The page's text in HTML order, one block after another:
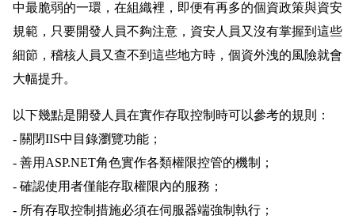
中最脆弱的一環，在組織裡，即便有再多的個資政策與資安
規範，只要開發人員不夠注意，資安人員又沒有掌握到這些
細節，稽核人員又查不到這些地方時，個資外洩的風險就會
大幅提升。
以下幾點是開發人員在實作存取控制時可以參考的規則：
- 關閉IIS中目錄瀏覽功能；
- 善用ASP.NET角色實作各類權限控管的機制；
- 確認使用者僅能存取權限內的服務；
- 所有存取控制措施必須在伺服器端強制執行；